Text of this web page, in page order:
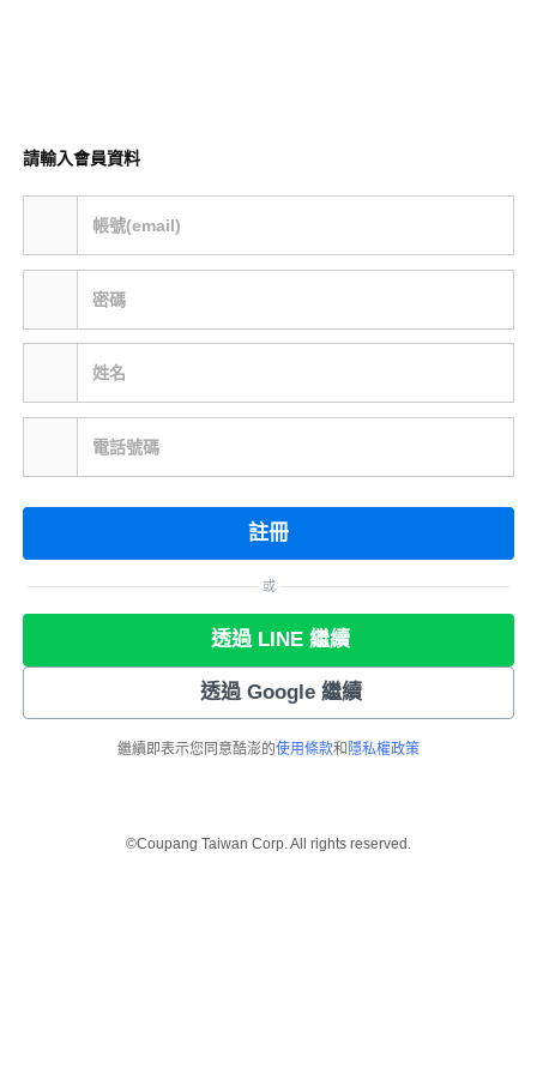
請輸入會員資料
帳號(email)
密碼
姓名
電話號碼
註冊
或
透過 LINE 繼續
透過 Google 繼續
繼續即表示您同意酷澎的使用條款和 隱私權政策
©Coupang Taiwan Corp. All rights reserved.